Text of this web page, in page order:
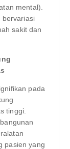
mental).
bervariasi
sakit dan
pada
tinggi.
pasien yang